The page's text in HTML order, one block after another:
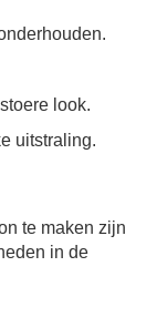
look.
uitstraling.
te maken zijn
in de